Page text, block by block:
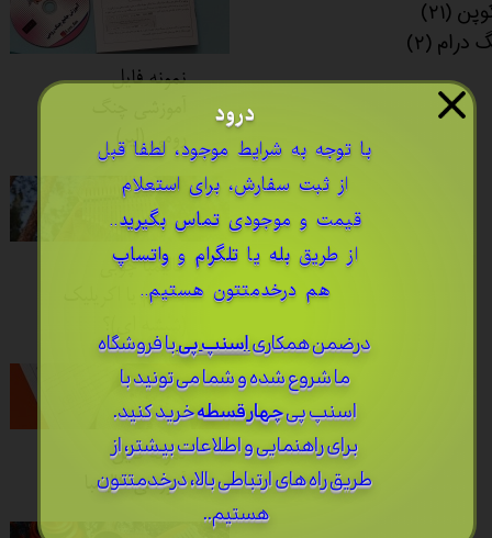
(۲۱)
درام (۲)
نمونه فایل
رومی (لیر)
کالیمبا چوبی
بخریم یا اکریلیک
نمونه فایل
آموزشی کالیمبا
درود
​با توجه به شرایط موجود، لطفا قبل
از ثبت سفارش، برای استعلام
قیمت و موجودی تماس بگیرید..
از طریق بله یا تلگرام و واتساپ
هم درخدمتتون هستیم..
درضمن ​همکاریاسنپ پیبا فروشگاه
ما شروع شده و شما می تونید با
اسنپ پیچهار قسطهخرید کنید.
برای راهنمایی و اطلاعات بیشتر، از
طریق راه های ارتباطی بالا، درخدمتتون
هستیم..